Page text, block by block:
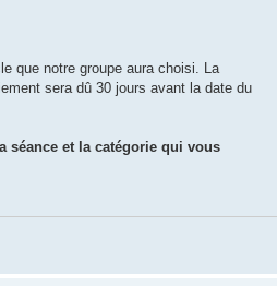
que notre groupe aura choisi. La
sera dû 30 jours avant la date du
séance et la catégorie qui vous